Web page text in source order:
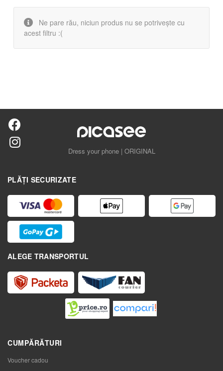
Ne pare rău, niciun produs nu se potrivește cu
acest filtru :(
Dress your phone | ORIGINAL
PLĂȚI SECURIZATE
ALEGE TRANSPORTUL
CUMPĂRĂTURI
Voucher cadou